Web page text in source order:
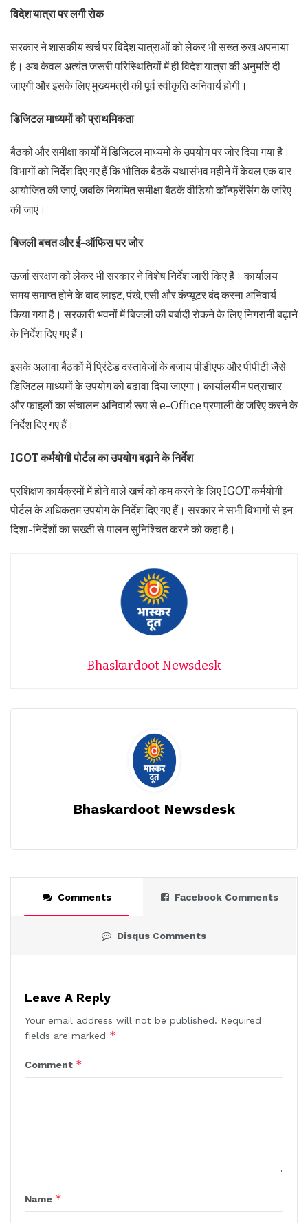
विदेश यात्रा पर लगी रोक
सरकार ने शासकीय खर्च पर विदेश यात्राओं को लेकर भी सख्त रुख अपनाया
है। अब केवल अत्यंत जरूरी परिस्थितियों में ही विदेश यात्रा की अनुमति दी
जाएगी और इसके लिए मुख्यमंत्री की पूर्व स्वीकृति अनिवार्य होगी।
डिजिटल माध्यमों को प्राथमिकता
बैठकों और समीक्षा कार्यों में डिजिटल माध्यमों के उपयोग पर जोर दिया गया है।
विभागों को निर्देश दिए गए हैं कि भौतिक बैठकें यथासंभव महीने में केवल एक बार
आयोजित की जाएं, जबकि नियमित समीक्षा बैठकें वीडियो कॉन्फ्रेंसिंग के जरिए
की जाएं।
बिजली बचत और ई-ऑफिस पर जोर
ऊर्जा संरक्षण को लेकर भी सरकार ने विशेष निर्देश जारी किए हैं। कार्यालय
समय समाप्त होने के बाद लाइट, पंखे, एसी और कंप्यूटर बंद करना अनिवार्य
किया गया है। सरकारी भवनों में बिजली की बर्बादी रोकने के लिए निगरानी बढ़ाने
के निर्देश दिए गए हैं।
इसके अलावा बैठकों में प्रिंटेड दस्तावेजों के बजाय पीडीएफ और पीपीटी जैसे
डिजिटल माध्यमों के उपयोग को बढ़ावा दिया जाएगा। कार्यालयीन पत्राचार
और फाइलों का संचालन अनिवार्य रूप से e-Office प्रणाली के जरिए करने के
निर्देश दिए गए हैं।
IGOT कर्मयोगी पोर्टल का उपयोग बढ़ाने के निर्देश
प्रशिक्षण कार्यक्रमों में होने वाले खर्च को कम करने के लिए IGOT कर्मयोगी
पोर्टल के अधिकतम उपयोग के निर्देश दिए गए हैं। सरकार ने सभी विभागों से इन
दिशा-निर्देशों का सख्ती से पालन सुनिश्चित करने को कहा है।
Bhaskardoot Newsdesk
Bhaskardoot Newsdesk
Comments Facebook Comments
Disqus Comments
Leave A Reply
Your email address will not be published. Required
fields are marked *
Comment *
Name *